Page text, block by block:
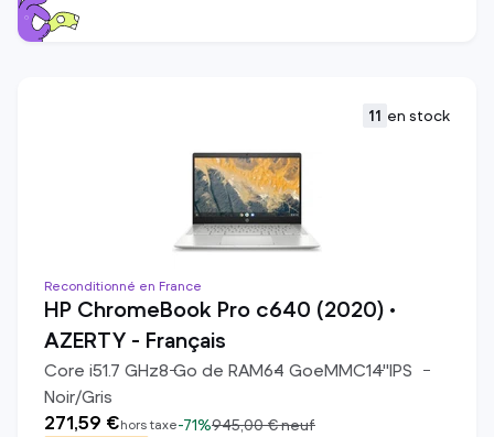
11 en stock
Reconditionné en France
HP ChromeBook Pro c640 (2020) •
AZERTY - Français
Core i51.7 GHz8Go de RAM64 GoeMMC14"IPS
Noir/Gris
271,59 €hors taxe-71%945,00 €neuf